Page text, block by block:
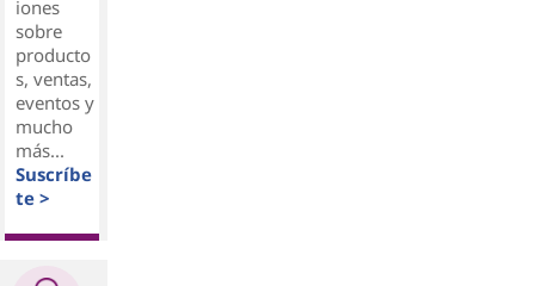
iones
sobre
producto
s, ventas,
eventos y
mucho
más...
Suscríbe
te >